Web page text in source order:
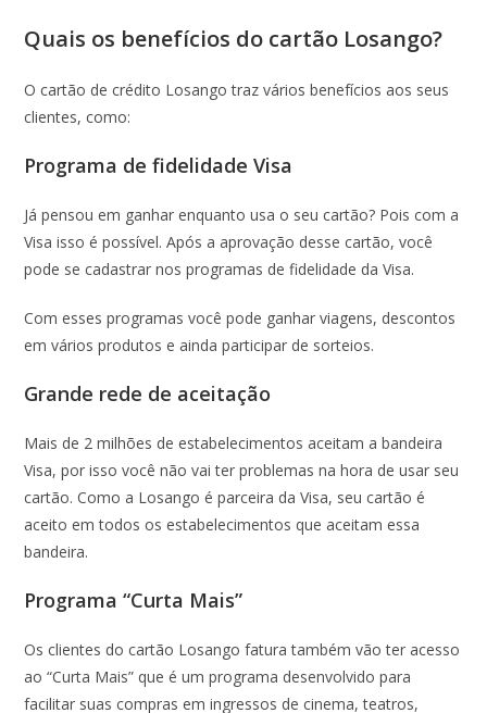
Quais os benefícios do cartão Losango?
O cartão de crédito Losango traz vários benefícios aos seus
clientes, como:
Programa de fidelidade Visa
Já pensou em ganhar enquanto usa o seu cartão? Pois com a
Visa isso é possível. Após a aprovação desse cartão, você
pode se cadastrar nos programas de fidelidade da Visa.
Com esses programas você pode ganhar viagens, descontos
em vários produtos e ainda participar de sorteios.
Grande rede de aceitação
Mais de 2 milhões de estabelecimentos aceitam a bandeira
Visa, por isso você não vai ter problemas na hora de usar seu
cartão. Como a Losango é parceira da Visa, seu cartão é
aceito em todos os estabelecimentos que aceitam essa
bandeira.
Programa “Curta Mais”
Os clientes do cartão Losango fatura também vão ter acesso
ao “Curta Mais” que é um programa desenvolvido para
facilitar suas compras em ingressos de cinema, teatros,